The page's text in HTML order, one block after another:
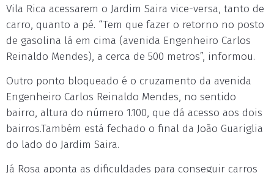
Vila Rica acessarem o Jardim Saira vice-versa, tanto de
carro, quanto a pé. “Tem que fazer o retorno no posto
de gasolina lá em cima (avenida Engenheiro Carlos
Reinaldo Mendes), a cerca de 500 metros”, informou.
Outro ponto bloqueado é o cruzamento da avenida
Engenheiro Carlos Reinaldo Mendes, no sentido
bairro, altura do número 1.100, que dá acesso aos dois
bairros.Também está fechado o final da João Guariglia
do lado do Jardim Saira.
Já Rosa aponta as dificuldades para conseguir carros